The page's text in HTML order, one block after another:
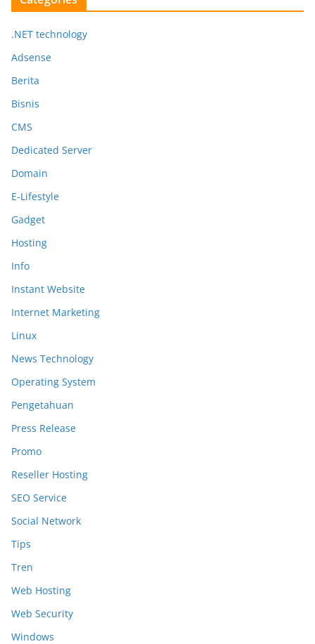
.NET technology
Adsense
Berita
Bisnis
CMS
Dedicated Server
Domain
E-Lifestyle
Gadget
Hosting
Info
Instant Website
Internet Marketing
Linux
News Technology
Operating System
Pengetahuan
Press Release
Promo
Reseller Hosting
SEO Service
Social Network
Tips
Tren
Web Hosting
Web Security
Windows